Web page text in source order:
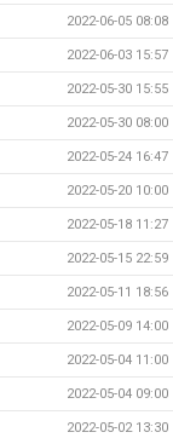
2022-06-05 08:08
2022-06-03 15:57
2022-05-30 15:55
2022-05-30 08:00
2022-05-24 16:47
2022-05-20 10:00
2022-05-18 11:27
2022-05-15 22:59
2022-05-11 18:56
2022-05-09 14:00
2022-05-04 11:00
2022-05-04 09:00
2022-05-02 13:30